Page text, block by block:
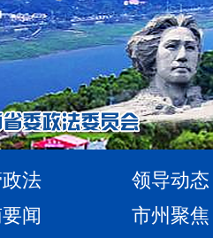
法
领导动态
闻
市州聚焦